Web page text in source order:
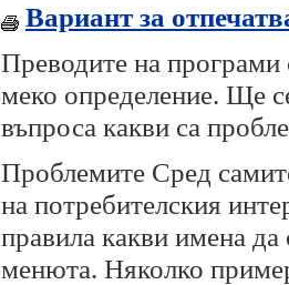
Вариант за
Преводите на
меко определение. Ще
въпроса какви са
Проблемите Сред
на потребителския
правила какви имена
менюта. Няколко